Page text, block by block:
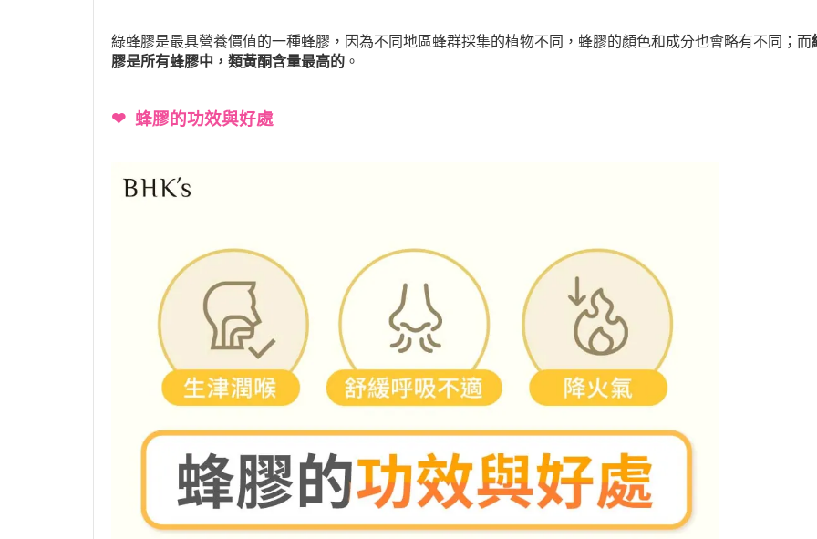
綠蜂膠是最具營養價值的一種蜂膠，因為不同地區蜂群採集的植物不同，蜂膠的顏色和成分也會略有不同；而
膠是所有蜂膠中，類黃酮含量最高的 。
❤ 蜂膠的功效與好處